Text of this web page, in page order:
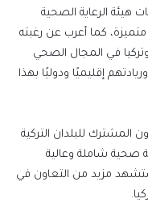
هيئة الرعاية الصحية
كما أعرب عن رغبته
في المجال الصحي
إقليميًا ودوليًا بهذا
المشترك للبلدان التركية
صحية شاملة وعالية
ستشهد مزيد من التعاون في